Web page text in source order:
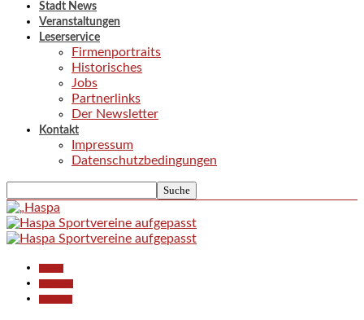
Stadt News
Veranstaltungen
Leserservice
Firmenportraits
Historisches
Jobs
Partnerlinks
Der Newsletter
Kontakt
Impressum
Datenschutzbedingungen